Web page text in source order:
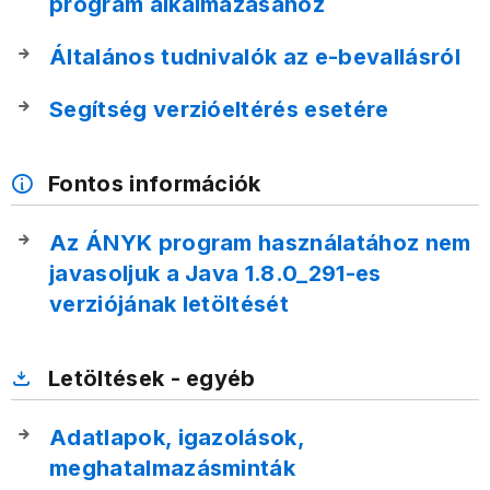
Általános tudnivalók az e-bevallásról
Segítség verzióeltérés esetére
Fontos információk
Az ÁNYK program használatához nem
javasoljuk a Java 1.8.0_291-es
verziójának letöltését
Letöltések - egyéb
Adatlapok, igazolások,
meghatalmazásminták